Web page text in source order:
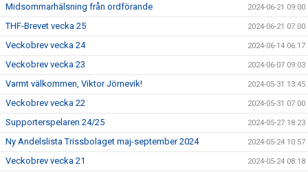
Midsommarhälsning från ordförande 2024-06-21 09:00
THF-Brevet vecka 25 2024-06-21 07:00
Veckobrev vecka 24 2024-06-14 06:17
Veckobrev vecka 23 2024-06-07 09:03
Varmt välkommen, Viktor Jörnevik! 2024-05-31 13:45
Veckobrev vecka 22 2024-05-31 07:00
Supporterspelaren 24/25 2024-05-27 18:23
Ny Andelslista Trissbolaget maj-september 2024 2024-05-24 10:57
Veckobrev vecka 21 2024-05-24 08:18